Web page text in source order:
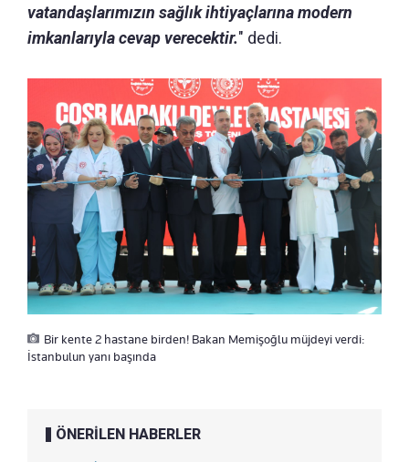
vatandaşlarımızın sağlık ihtiyaçlarına modern
imkanlarıyla cevap verecektir." dedi.
Bir kente 2 hastane birden! Bakan Memişoğlu müjdeyi verdi:
İstanbulun yanı başında
ÖNERİLEN HABERLER